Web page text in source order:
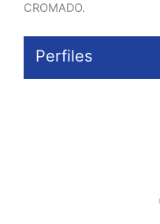
CROMADO.
Perfiles